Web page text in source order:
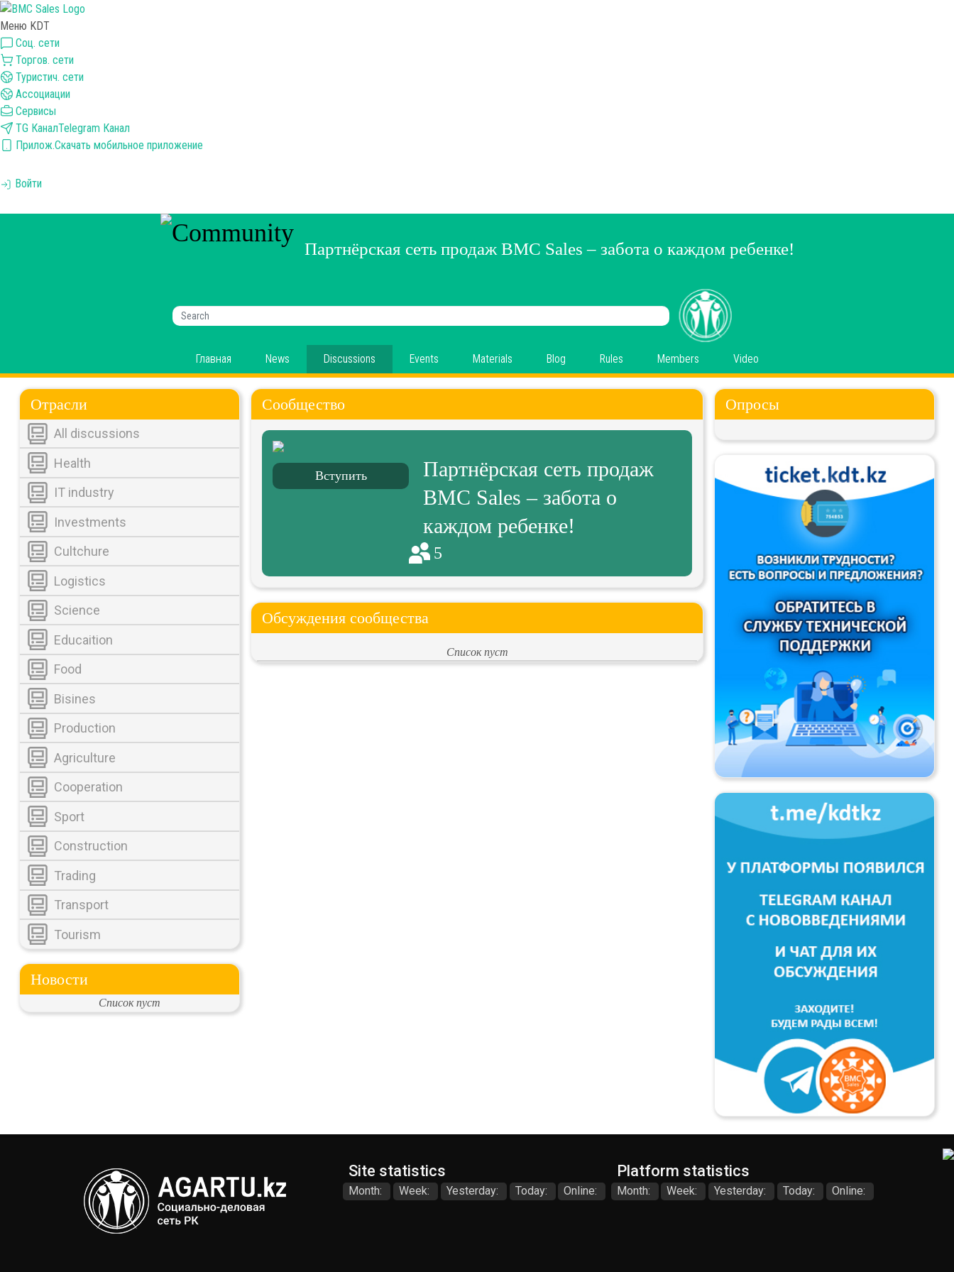
Меню KDT
Соц. сети
Торгов. сети
Туристич. сети
Ассоциации
Сервисы
TG КаналTelegram Канал
Прилож.Скачать мобильное приложение
Войти
Партнёрская сеть продаж BMC Sales – забота о каждом ребенке!
Главная News Discussions Events Materials Blog Rules Members Video
Отрасли
All discussions
Health
IT industry
Investments
Cultchure
Logistics
Science
Educaition
Food
Bisines
Production
Agriculture
Cooperation
Sport
Construction
Trading
Transport
Tourism
Новости
Список пуст
Сообщество
Вступить
Партнёрская сеть продаж
BMC Sales – забота о
каждом ребенке!
5
Обсуждения сообщества
Список пуст
Опросы
Site statistics
Month: Week: Yesterday: Today: Online:
Platform statistics
Month: Week: Yesterday: Today: Online: